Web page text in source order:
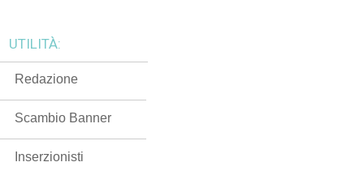
UTILITÀ:
Redazione
Scambio Banner
Inserzionisti